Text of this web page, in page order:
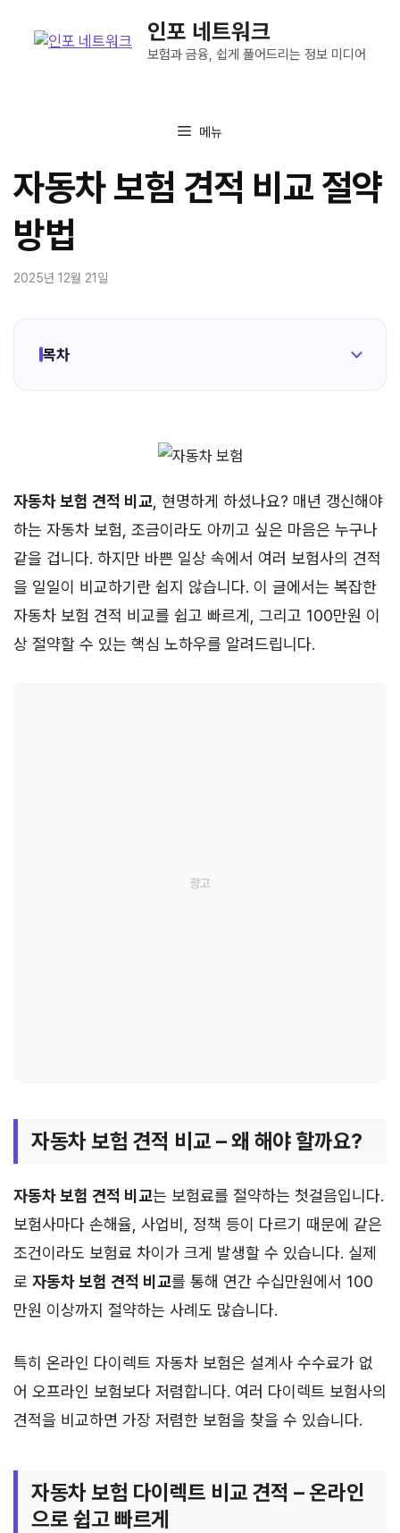
인포 네트워크
보험과 금융, 쉽게 풀어드리는 정보 미디어
메뉴
자동차 보험 견적 비교 절약
방법
2025년 12월 21일
목차
자동차 보험 견적 비교 , 현명하게 하셨나요? 매년 갱신해야
하는 자동차 보험, 조금이라도 아끼고 싶은 마음은 누구나
같을 겁니다. 하지만 바쁜 일상 속에서 여러 보험사의 견적
을 일일이 비교하기란 쉽지 않습니다. 이 글에서는 복잡한
자동차 보험 견적 비교를 쉽고 빠르게, 그리고 100만원 이
상 절약할 수 있는 핵심 노하우를 알려드립니다.
자동차 보험 견적 비교 – 왜 해야 할까요?
자동차 보험 견적 비교는 보험료를 절약하는 첫걸음입니다.
보험사마다 손해율, 사업비, 정책 등이 다르기 때문에 같은
조건이라도 보험료 차이가 크게 발생할 수 있습니다. 실제
로 자동차 보험 견적 비교를 통해 연간 수십만원에서 100
만원 이상까지 절약하는 사례도 많습니다.
특히 온라인 다이렉트 자동차 보험은 설계사 수수료가 없
어 오프라인 보험보다 저렴합니다. 여러 다이렉트 보험사의
견적을 비교하면 가장 저렴한 보험을 찾을 수 있습니다.
자동차 보험 다이렉트 비교 견적 – 온라인
으로 쉽고 빠르게